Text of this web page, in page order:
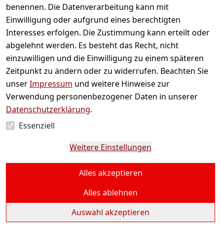
Informationen zur Laufzeit des Vertrages sowie den
Kündigungsbedingungen finden Sie in der Regelung
"Vertragslaufzeit / Kündigung bei Abonnement-Verträgen"
in unseren Allgemeinen Geschäftsbedingungen (Teil I)
sowie im jeweiligen Angebot.
Diese AGB und Kundeninformationen wurden von den auf
IT-Recht spezialisierten Juristen des Händlerbundes erstellt
und werden permanent auf Rechtskonformität geprüft. Die
Rechtssicherheit der Texte und haftet im Falle von
https://www.haendlerbund.de/de/leistungen/
rechtssicherheit/agb-service.
22.10.2024
benennen. Die Datenverarbeitung kann mit
Einwilligung oder aufgrund eines berechtigten
Interesses erfolgen. Die Zustimmung kann erteilt oder
abgelehnt werden. Es besteht das Recht, nicht
einzuwilligen und die Einwilligung zu einem späteren
Zeitpunkt zu ändern oder zu widerrufen. Beachten Sie
unserImpressum und weitere Hinweise zur
Verwendung personenbezogener Daten in unserer
Datenschutzerklärung.
Essenziell
Weitere Einstellungen
Alles akzeptieren
Alles ablehnen
Auswahl akzeptieren